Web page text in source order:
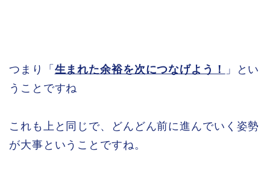
つまり「 生まれた余裕を次につなげよう！
」とい
うことですね
これも上と同じで、どんどん前に進んでいく姿勢
が大事ということですね。